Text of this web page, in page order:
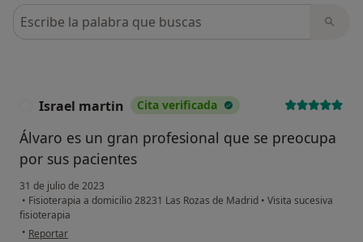
Busca en opiniones
Israel martin Cita verificada
Álvaro es un gran profesional que se preocupa
por sus pacientes
31 de julio de 2023
• Fisioterapia a domicilio 28231 Las Rozas de Madrid • Visita sucesiva
fisioterapia
• en opinión del usuario Israel martin
Reportar